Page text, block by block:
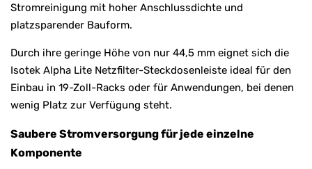
Stromreinigung mit hoher Anschlussdichte und
platzsparender Bauform.
Durch ihre geringe Höhe von nur 44,5 mm eignet sich die
Isotek Alpha Lite Netzfilter-Steckdosenleiste ideal für den
Einbau in 19-Zoll-Racks oder für Anwendungen, bei denen
wenig Platz zur Verfügung steht.
Saubere Stromversorgung für jede einzelne
Komponente